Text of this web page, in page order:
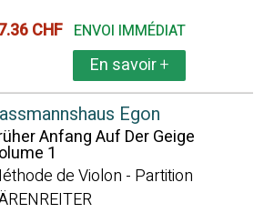
CHF ENVOI IMMÉDIAT
En savoir+
Egon
Anfang Auf Der Geige
1
de Violon - Partition